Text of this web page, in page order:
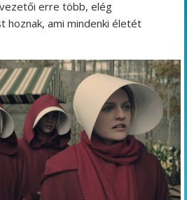
erre több, elég
hoznak, ami mindenki életét